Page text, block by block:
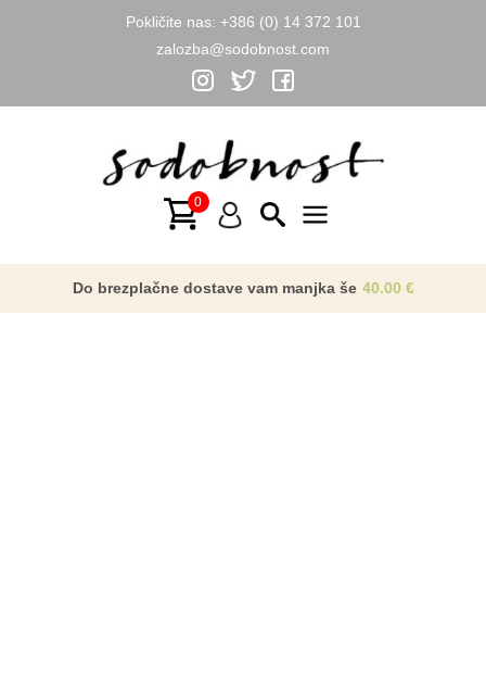
Pokličite nas: +386 (0) 14 372 101
zalozba@sodobnost.com
Menu
Do brezplačne dostave vam manjka še 40.00 €